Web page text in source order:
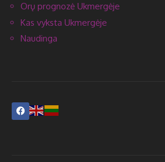
Orų prognozė Ukmergėje
Kas vyksta Ukmergėje
Naudinga